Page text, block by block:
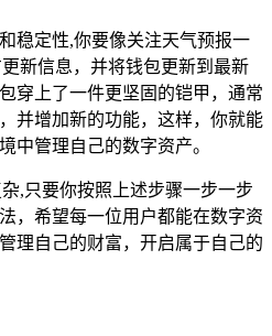
稳定性,你要像关注天气预报一
新信息，并将钱包更新到最新
穿上了一件更坚固的铠甲，通常
并增加新的功能，这样，你就能
中管理自己的数字资产。
,只要你按照上述步骤一步一步
，希望每一位用户都能在数字资
理自己的财富，开启属于自己的